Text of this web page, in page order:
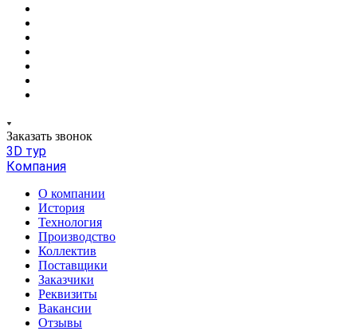
Заказать звонок
3D тур
Компания
О компании
История
Технология
Производство
Коллектив
Поставщики
Заказчики
Реквизиты
Вакансии
Отзывы